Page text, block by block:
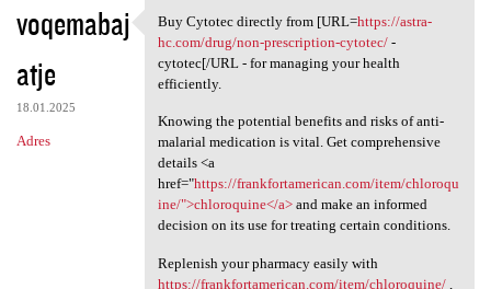
voqemabaj
atje
18.01.2025
Adres
Buy Cytotec directly from
Buy Cytotec directly from [URL=https://astra-
hc.com/drug/non-prescription-cytotec/-
cytotec[/URL - for managing your health
efficiently.
Knowing the potential benefits and risks of anti-
malarial medication is vital. Get comprehensive
details <a
href="https://frankfortamerican.com/item/chloroqu
ine/">chloroquine</a>and make an informed
decision on its use for treating certain conditions.
Replenish your pharmacy easily with
https://frankfortamerican.com/item/chloroquine/,